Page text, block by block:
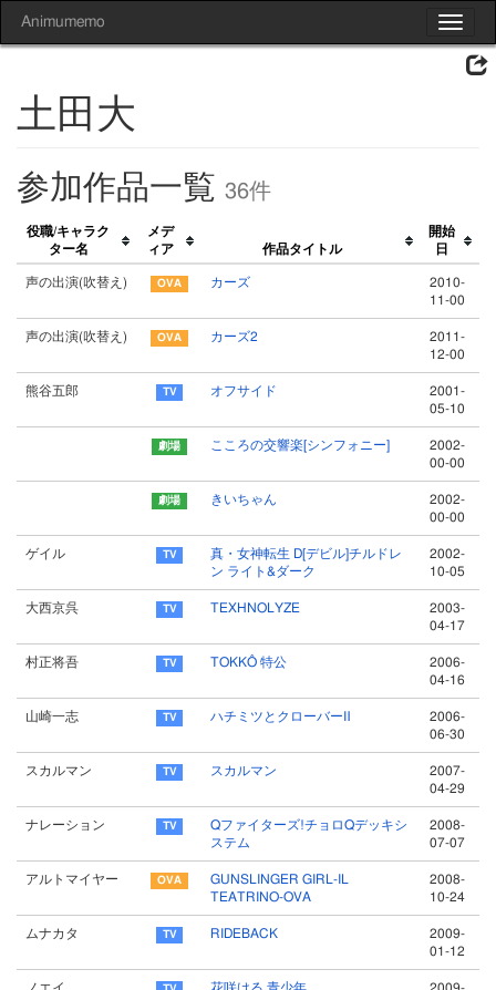
Toggle
Animumemo
土田大
参加作品一覧 36件
役職/キャラク
ター名
メデ
ィア
作品タイトル
開始
日
声の出演(吹替え) カーズ
2010-
11-00
声の出演(吹替え) カーズ2
2011-
12-00
熊谷五郎 オフサイド
2001-
05-10
こころの交響楽[シンフォニー]
2002-
00-00
きいちゃん
2002-
00-00
ゲイル
真・女神転生 D[デビル]チルドレ
ン ライト&ダーク
2002-
10-05
大西京呉 TEXHNOLYZE
2003-
04-17
村正将吾 TOKKÔ 特公
2006-
04-16
山崎一志 ハチミツとクローバーⅡ
2006-
06-30
スカルマン スカルマン
2007-
04-29
ナレーション
Qファイターズ!チョロQデッキシ
ステム
2008-
07-07
アルトマイヤー
GUNSLINGER GIRL-IL
TEATRINO-OVA
2008-
10-24
ムナカタ RIDEBACK
2009-
01-12